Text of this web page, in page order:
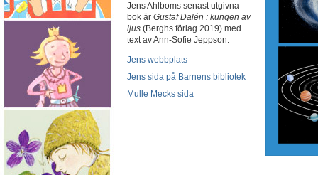
Jens Ahlboms senast utgivna
bok är Gustaf Dalén : kungen av
ljus (Berghs förlag 2019) med
text av Ann-Sofie Jeppson.
Jens webbplats
Jens sida på Barnens bibliotek
Mulle Mecks sida